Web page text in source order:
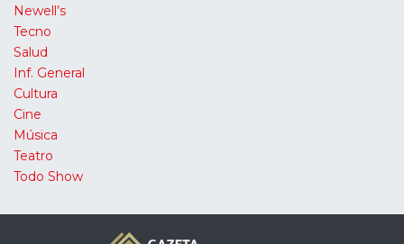
Newell’s
Tecno
Salud
Inf. General
Cultura
Cine
Música
Teatro
Todo Show